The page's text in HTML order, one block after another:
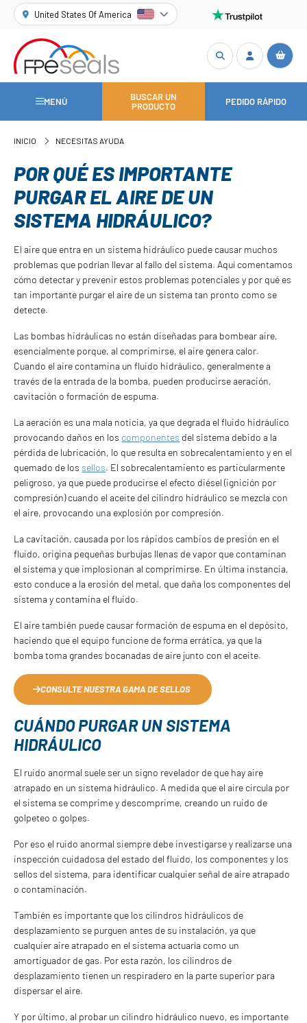
United States Of America
MENÚ
BUSCAR UN
PRODUCTO
PEDIDO RÁPIDO
INICIO NECESITAS AYUDA
POR QUÉ ES IMPORTANTE
PURGAR EL AIRE DE UN
SISTEMA HIDRÁULICO?
El aire que entra en un sistema hidráulico puede causar muchos
problemas que podrían llevar al fallo del sistema. Aquí comentamos
cómo detectar y prevenir estos problemas potenciales y por qué es
tan importante purgar el aire de un sistema tan pronto como se
detecte.
Las bombas hidráulicas no están diseñadas para bombear aire,
esencialmente porque, al comprimirse, el aire genera calor.
Cuando el aire contamina un fluido hidráulico, generalmente a
través de la entrada de la bomba, pueden producirse aeración,
cavitación o formación de espuma.
La aeración es una mala noticia, ya que degrada el fluido hidráulico
provocando daños en los componentes del sistema debido a la
pérdida de lubricación, lo que resulta en sobrecalentamiento y en el
quemado de los sellos. El sobrecalentamiento es particularmente
peligroso, ya que puede producirse el efecto diésel (ignición por
compresión) cuando el aceite del cilindro hidráulico se mezcla con
el aire, provocando una explosión por compresión.
La cavitación, causada por los rápidos cambios de presión en el
fluido, origina pequeñas burbujas llenas de vapor que contaminan
el sistema y que implosionan al comprimirse. En última instancia,
esto conduce a la erosión del metal, que daña los componentes del
sistema y contamina el fluido.
El aire también puede causar formación de espuma en el depósito,
haciendo que el equipo funcione de forma errática, ya que la
bomba toma grandes bocanadas de aire junto con el aceite.
CONSULTE NUESTRA GAMA DE SELLOS
CUÁNDO PURGAR UN SISTEMA
HIDRÁULICO
El ruido anormal suele ser un signo revelador de que hay aire
atrapado en un sistema hidráulico. A medida que el aire circula por
el sistema se comprime y descomprime, creando un ruido de
golpeteo o golpes.
Por eso el ruido anormal siempre debe investigarse y realizarse una
inspección cuidadosa del estado del fluido, los componentes y los
sellos del sistema, para identificar cualquier señal de aire atrapado
o contaminación.
También es importante que los cilindros hidráulicos de
desplazamiento se purguen antes de su instalación, ya que
cualquier aire atrapado en el sistema actuaría como un
amortiguador de gas. Por esta razón, los cilindros de
desplazamiento tienen un respiradero en la parte superior para
dispersar el aire.
Y por último, al probar un cilindro hidráulico nuevo, es importante